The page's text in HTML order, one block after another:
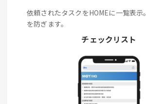
依頼されたタスクをHOMEに一覧表示
を防ぎます。
チェックリスト